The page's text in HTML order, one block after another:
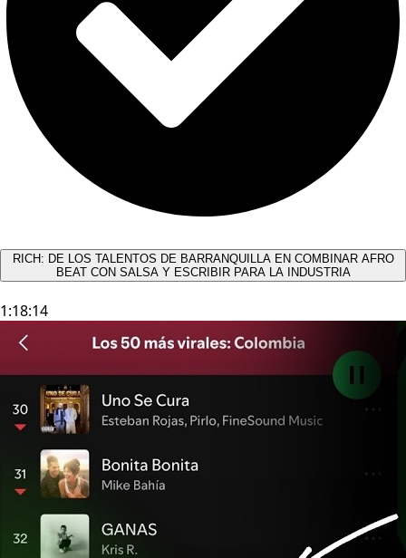
RICH: DE LOS TALENTOS DE BARRANQUILLA EN COMBINAR AFRO
BEAT CON SALSA Y ESCRIBIR PARA LA INDUSTRIA
1:18:14